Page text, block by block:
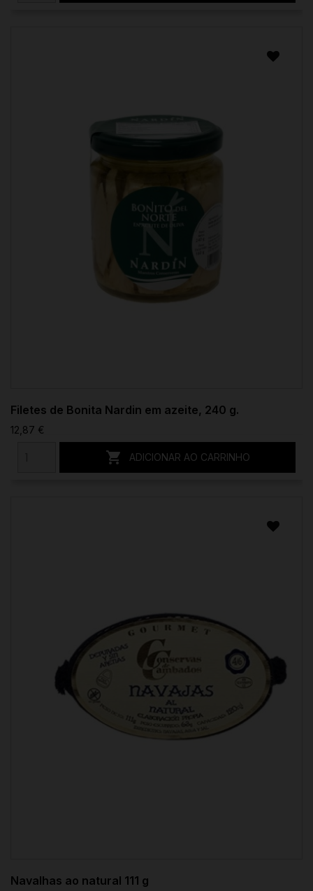
Filetes de Bonita Nardin em azeite, 240 g.
12,87 €
 ADICIONAR AO CARRINHO
Navalhas ao natural 111 g